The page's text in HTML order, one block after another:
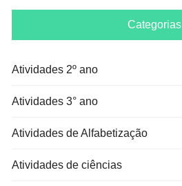
Categorias
Atividades 2º ano
Atividades 3° ano
Atividades de Alfabetização
Atividades de ciências